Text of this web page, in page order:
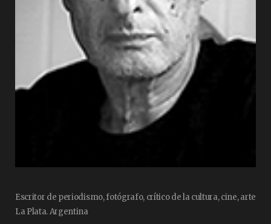
Escritor de periodismo, fotógrafo, crítico de la cultura, cine, arte
La Plata. Argentina